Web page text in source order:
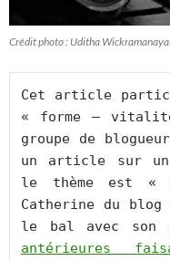
Crédit photo : Uditha
Cet article
« forme –
groupe de
un article sur un
le thème est «
Catherine du blog
le bal avec
antérieures